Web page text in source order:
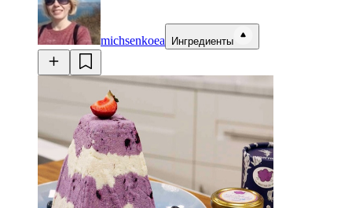
michsenkoea Ингредиенты